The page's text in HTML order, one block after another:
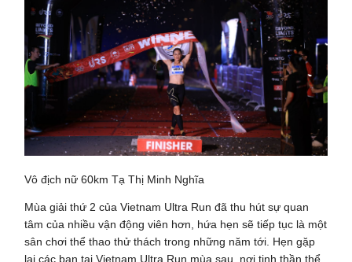
Vô địch nữ 60km Tạ Thị Minh Nghĩa
Mùa giải thứ 2 của Vietnam Ultra Run đã thu hút sự quan
tâm của nhiều vận động viên hơn, hứa hẹn sẽ tiếp tục là một
sân chơi thể thao thử thách trong những năm tới. Hẹn gặp
lại các bạn tại Vietnam Ultra Run mùa sau, nơi tinh thần thể